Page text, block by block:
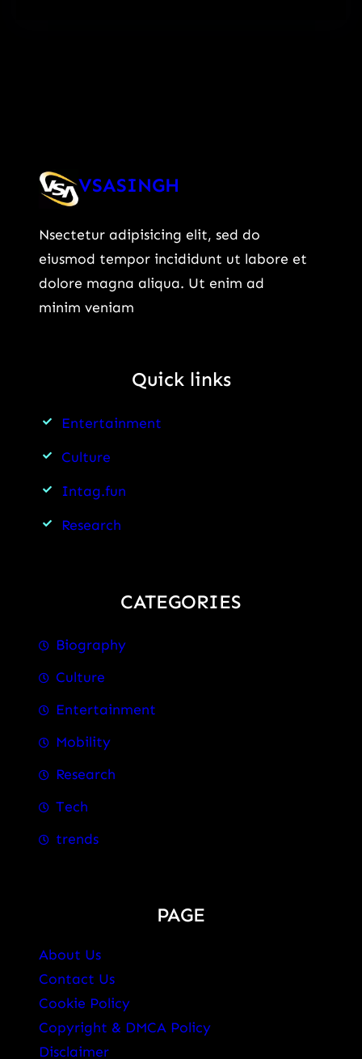
VSASINGH
Nsectetur adipisicing elit, sed do
eiusmod tempor incididunt ut labore et
dolore magna aliqua. Ut enim ad
minim veniam
Quick links
Entertainment
Culture
Intag.fun
Research
CATEGORIES
Biography
Culture
Entertainment
Mobility
Research
Tech
trends
PAGE
About Us
Contact Us
Cookie Policy
Copyright & DMCA Policy
Disclaimer